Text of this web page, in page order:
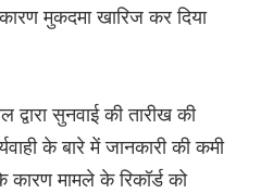
मुकदमा खारिज कर दिया
सुनवाई की तारीख की
के बारे में जानकारी की कमी
मामले के रिकॉर्ड को